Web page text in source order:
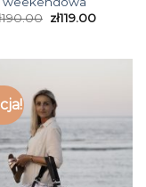
190.00 zł119.00